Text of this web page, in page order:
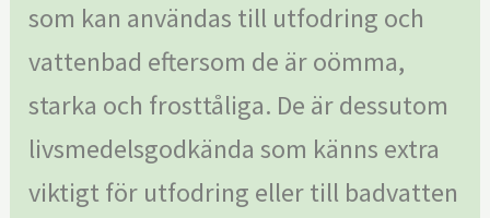
som kan användas till utfodring och
vattenbad eftersom de är oömma,
starka och frosttåliga. De är dessutom
livsmedelsgodkända som känns extra
viktigt för utfodring eller till badvatten